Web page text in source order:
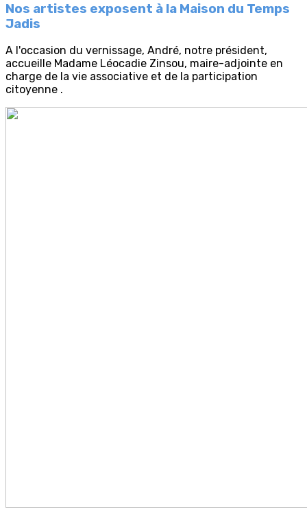
Nos artistes exposent à la Maison du Temps
Jadis
A l'occasion du vernissage, André, notre président,
accueille Madame Léocadie Zinsou, maire-adjointe en
charge de la vie associative et de la participation
citoyenne .